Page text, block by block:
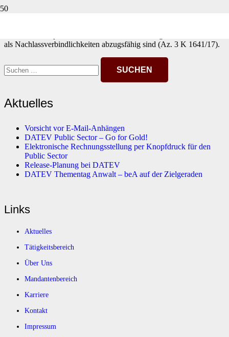
als Nachlassverbindlichkeiten abzugsfähig sind (Az. 3 K 1641/17).
nach:
Aktuelles
Vorsicht vor E-Mail-Anhängen
DATEV Public Sector – Go for Gold!
Elektronische Rechnungsstellung per Knopfdruck für den
Public Sector
Release-Planung bei DATEV
DATEV Thementag Anwalt – beA auf der Zielgeraden
Links
Aktuelles
Tätigkeitsbereich
Über Uns
Mandantenbereich
Karriere
Kontakt
Impressum